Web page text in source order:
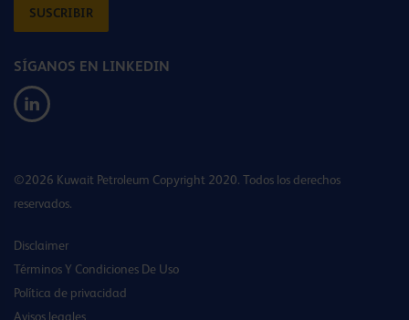
SUSCRIBIR
SÍGANOS EN LINKEDIN
©2026 Kuwait Petroleum Copyright 2020. Todos los derechos
reservados.
Disclaimer
Términos Y Condiciones De Uso
Política de privacidad
Avisos legales